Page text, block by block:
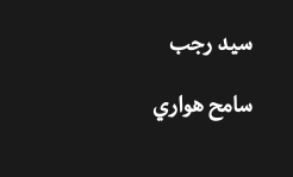
سيد رجب
سامح هواري